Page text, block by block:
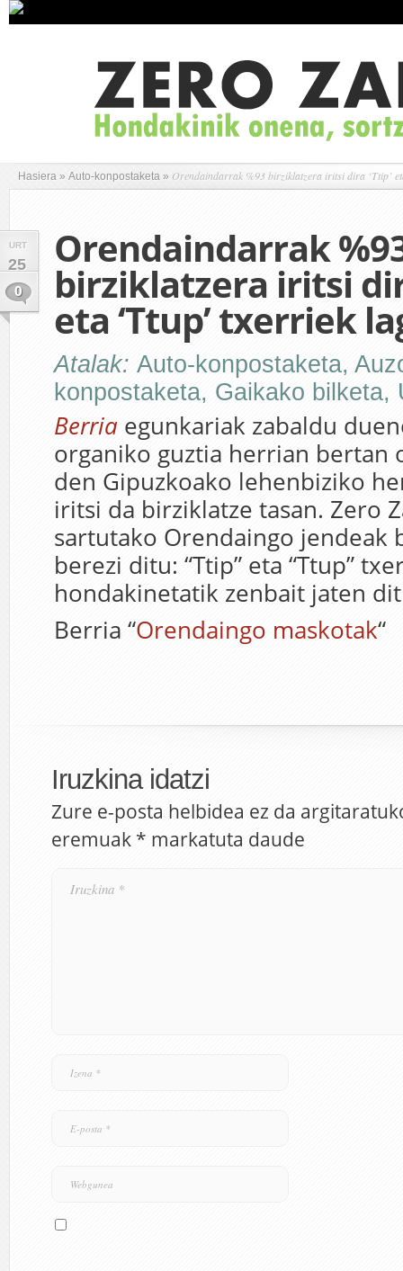
Hasiera » Auto-konpostaketa » Orendaindarrak %93 birziklatzera iritsi dira ‘Ttip’
URT
25
0
Orendaindarrak
birziklatzera iritsi
eta ‘Ttup’ txerriek
Atalak: Auto-konpostaketa,
konpostaketa, Gaikako bilketa,
Berria egunkariak zabaldu
organiko guztia herrian bertan
den Gipuzkoako lehenbiziko
iritsi da birziklatze tasan. Zero
sartutako Orendaingo jendeak
berezi ditu: “Ttip” eta “Ttup”
hondakinetatik zenbait jaten
Berria “Orendaingo maskotak“
Iruzkina idatzi
Zure e-posta helbidea ez da
eremuak * markatuta daude